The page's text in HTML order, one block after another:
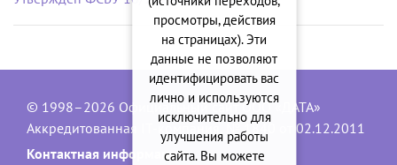
© 1998–2026 Официальный сайт ООО «ДАТА»
Аккредитованная IT-компания, № 1840 от 02.12.2011
Контактная информация:
просмотры, действия
на страницах). Эти
данные не позволяют
идентифицировать вас
лично и используются
исключительно для
улучшения работы
сайта. Вы можете